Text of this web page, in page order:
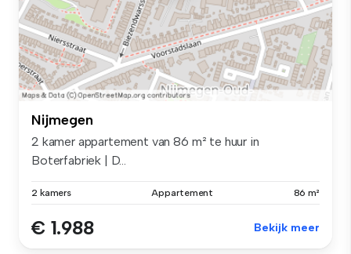
Nijmegen
2 kamer appartement van 86 m² te huur in
Boterfabriek | D...
2 kamers Appartement 86 m²
€ 1.988 Bekijk meer